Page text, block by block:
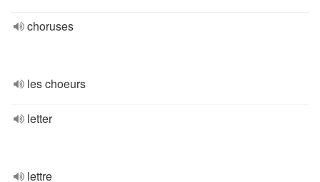
choruses
les choeurs
letter
lettre